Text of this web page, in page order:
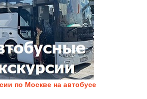
по Москве на автобусе